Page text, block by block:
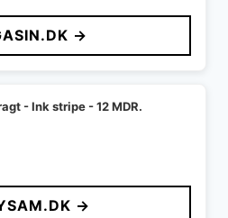
pris
er:
800 kr..
→
- Ink stripe - 12 MDR.
→